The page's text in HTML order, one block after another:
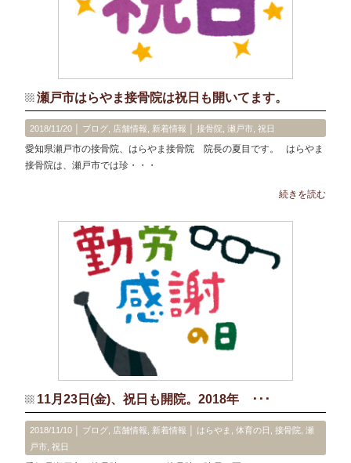
瀬戸市はらやま接骨院は祝日も開いてます。
2018/11/20 │ ブログ 店舗情報 新着情報 │接骨院 ,瀬戸市 ,祝日
愛知県瀬戸市の接骨院、はらやま接骨院 院長の夏目です。 はらやま
接骨院は、瀬戸市では珍・・・
続きを読む
11月23日(金)、祝日も開院。2018年 ･･･
2018/11/10 │ ブログ 店舗情報 新着情報 はらやま ,体育の日 ,接骨院 ,瀬
戸市 ,祝日